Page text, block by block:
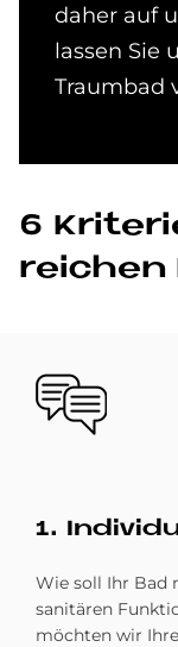
daher auf
lassen Sie
Traumbad
6
rei­chen
Bild
1.
Wie soll Ihr Bad
sanitären
möchten wir